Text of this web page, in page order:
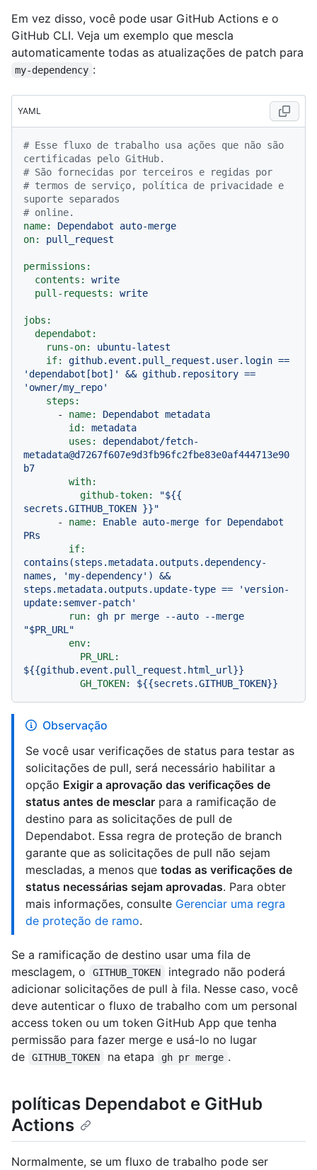
Em vez disso, você pode usar GitHub Actions e o
GitHub CLI. Veja um exemplo que mescla
automaticamente todas as atualizações de patch para
my-dependency :
YAML
# Esse fluxo de trabalho usa ações que não são
certificadas pelo GitHub.
# São fornecidas por terceiros e regidas por
# termos de serviço, política de privacidade e
suporte separados
# online.
name:
Dependabot
auto-merge
on:
pull_request
permissions:
contents:
write
pull-requests:
write
jobs:
dependabot:
runs-on:
ubuntu-latest
if:
github.event.pull_request.user.login ==
'dependabot[bot]'
&& github.repository ==
'owner/my_repo'
steps:
-
name: Dependabot metadata
id:
metadata
uses:
dependabot/fetch-
metadata@d7267f607e9d3fb96fc2fbe83e0af444713e90
b7
with:
github-token:
"${{
secrets.GITHUB_TOKEN }}"
-
name: Enable auto-merge for Dependabot
PRs
if:
contains(steps.metadata.outputs.dependency-
names,
'my-dependency' )
&&
steps.metadata.outputs.update-type ==
'version-
update:semver-patch'
run:
gh pr merge --auto
--merge
"$PR_URL"
env:
PR_URL:
${{github.event.pull_request.html_url}}
GH_TOKEN:
${{secrets.GITHUB_TOKEN}}
Observação
Se você usar verificações de status para testar as
solicitações de pull, será necessário habilitar a
opção Exigir a aprovação das verificações de
status antes de mesclar para a ramificação de
destino para as solicitações de pull de
Dependabot. Essa regra de proteção de branch
garante que as solicitações de pull não sejam
mescladas, a menos que todas as verificações de
status necessárias sejam aprovadas. Para obter
mais informações, consulte Gerenciar uma regra
de proteção de ramo.
Se a ramificação de destino usar uma fila de
mesclagem, o
GITHUB_TOKEN
integrado não poderá
adicionar solicitações de pull à fila. Nesse caso, você
deve autenticar o fluxo de trabalho com um personal
access token ou um token GitHub App que tenha
permissão para fazer merge e usá-lo no lugar
de
GITHUB_TOKEN na etapa gh pr merge .
políticas Dependabot e GitHub
Actions
Normalmente, se um fluxo de trabalho pode ser